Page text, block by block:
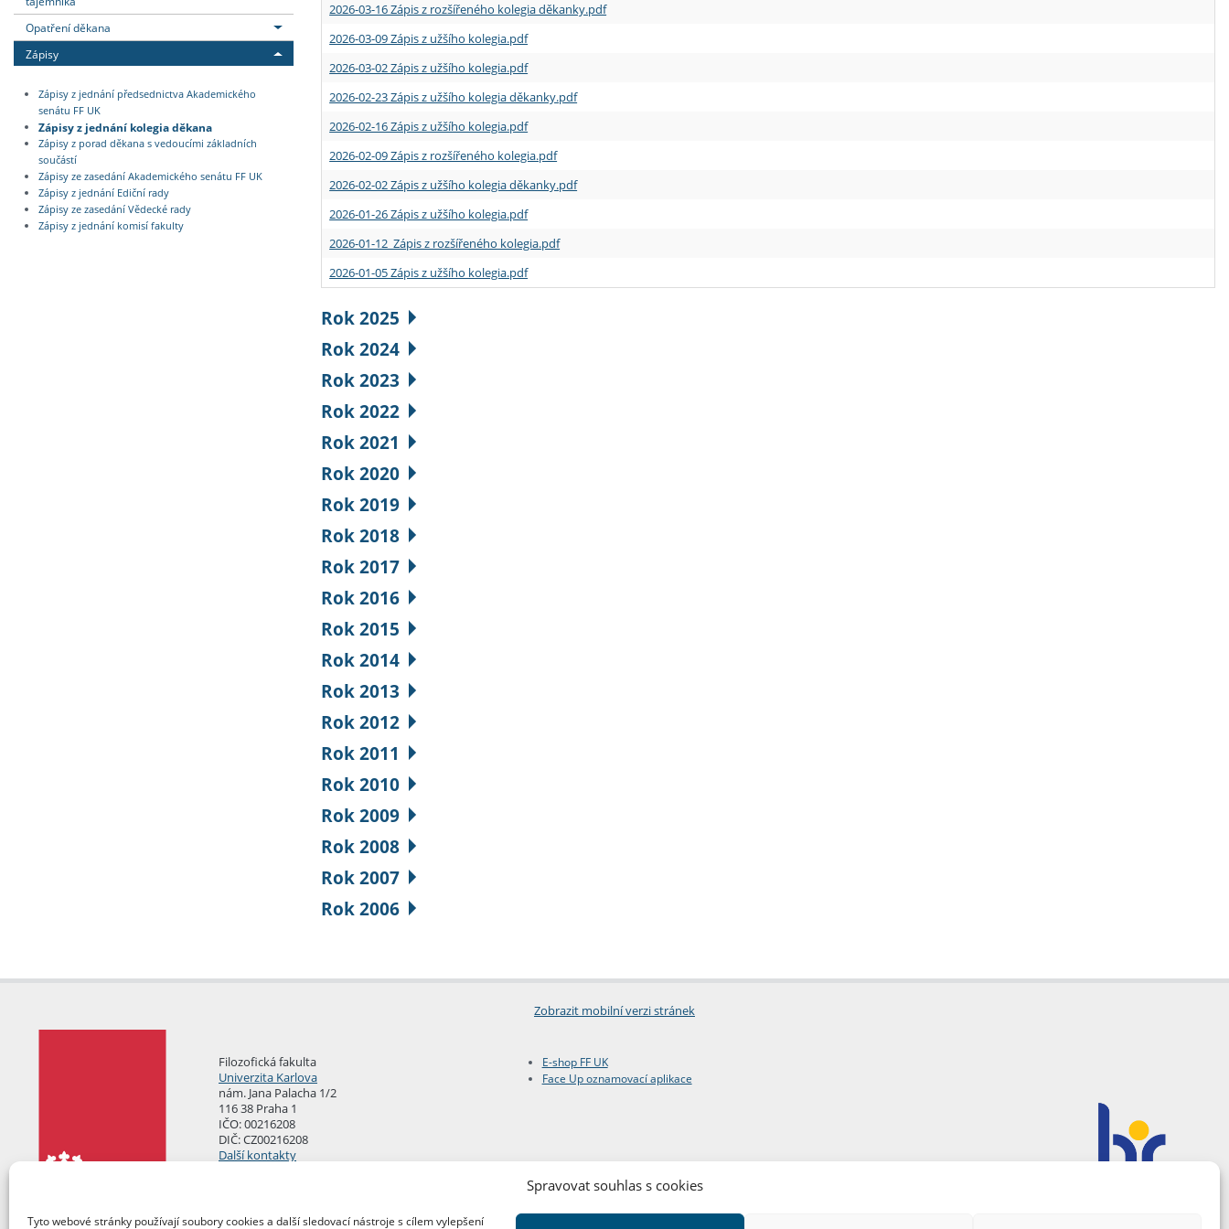
Spravovat souhlas s cookies
Tyto webové stránky používají soubory cookies a další sledovací nástroje s cílem vylepšení
Opatření děkana
Zápisy
Zápisy z jednání předsednictva Akademického
senátu FF UK
Zápisy z jednání kolegia děkana
Zápisy z porad děkana s vedoucími základních
součástí
Zápisy ze zasedání Akademického senátu FF UK
Zápisy z jednání Ediční rady
Zápisy ze zasedání Vědecké rady
Zápisy z jednání komisí fakulty
2026-03-16 Zápis z rozšířeného kolegia děkanky.pdf
2026-03-09 Zápis z užšího kolegia.pdf
2026-03-02 Zápis z užšího kolegia.pdf
2026-02-23 Zápis z užšího kolegia děkanky.pdf
2026-02-16 Zápis z užšího kolegia.pdf
2026-02-09 Zápis z rozšířeného kolegia.pdf
2026-02-02 Zápis z užšího kolegia děkanky.pdf
2026-01-26 Zápis z užšího kolegia.pdf
2026-01-12 Zápis z rozšířeného kolegia.pdf
2026-01-05 Zápis z užšího kolegia.pdf
Rok 2025
Rok 2024
Rok 2023
Rok 2022
Rok 2021
Rok 2020
Rok 2019
Rok 2018
Rok 2017
Rok 2016
Rok 2015
Rok 2014
Rok 2013
Rok 2012
Rok 2011
Rok 2010
Rok 2009
Rok 2008
Rok 2007
Rok 2006
Zobrazit mobilní verzi stránek
Filozofická fakulta
Univerzita Karlova
nám. Jana Palacha 1/2
116 38 Praha 1
IČO: 00216208
DIČ: CZ00216208
Další kontakty
E-shop FF UK
Face Up oznamovací aplikace